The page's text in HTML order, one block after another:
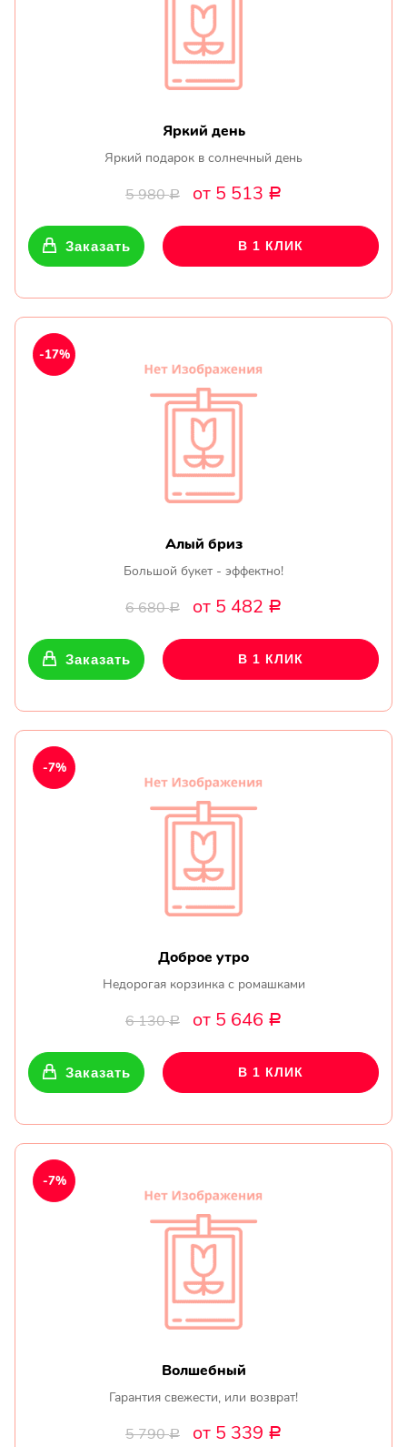
Яркий день
Яркий подарок в солнечный день
5 980Р от 5 513 Р
Заказать В 1 КЛИК
Алый бриз
Большой букет - эффектно!
6 680Р от 5 482 Р
-17%
Заказать В 1 КЛИК
Доброе утро
Недорогая корзинка с ромашками
6 130Р от 5 646 Р
-7%
Заказать В 1 КЛИК
Волшебный
Гарантия свежести, или возврат!
5 790Р от 5 339 Р
-7%